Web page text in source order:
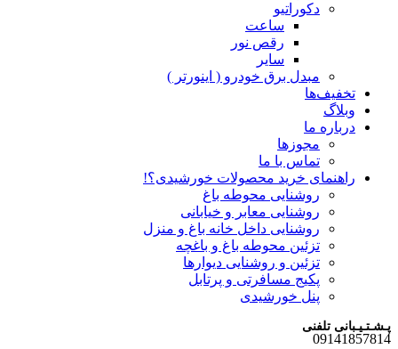
دکوراتیو
ساعت
رقص نور
سایر
مبدل برق خودرو ( اینورتر )
تخفیف‌ها
وبلاگ
درباره ما
مجوزها
تماس با ما
راهنمای خرید محصولات خورشیدی؟!
روشنایی محوطه باغ
روشنایی معابر و خیابانی
روشنایی داخل خانه باغ و منزل
تزئین محوطه باغ و باغچه
تزئین و روشنایی دیوارها
پکیج مسافرتی و پرتابل
پنل خورشیدی
پـشـتـیـبانی تلفنی
09141857814